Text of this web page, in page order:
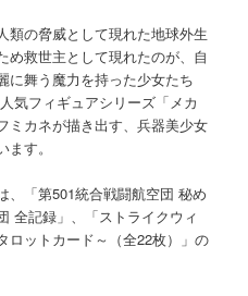
類の脅威として現れた地球外生
め救世主として現れたのが、自
に舞う魔力を持った少女たち
気フィギュアシリーズ「メカ
ミカネが描き出す、兵器美少女
す。
、「第501統合戦闘航空団 秘め
全記録」、「ストライクウィ
ロットカード～（全22枚）」の